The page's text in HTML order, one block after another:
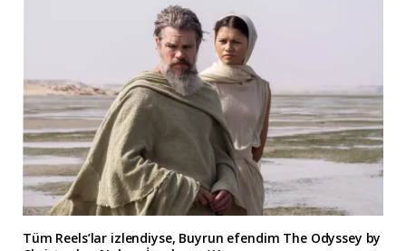
Tüm Reels’lar izlendiyse, Buyrun efendim The Odyssey by